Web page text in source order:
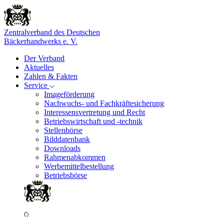
Zentralverband des Deutschen
Bäckerhandwerks e. V.
Der Verband
Aktuelles
Zahlen & Fakten
Service
Imageförderung
Nachwuchs- und Fachkräftesicherung
Interessensvertretung und Recht
Betriebswirtschaft und -technik
Stellenbörse
Bilddatenbank
Downloads
Rahmenabkommen
Werbemittelbestellung
Betriebsbörse